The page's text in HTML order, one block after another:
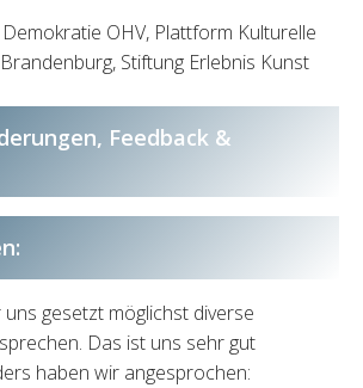
OHV, Plattform Kulturelle
Stiftung Erlebnis Kunst
Feedback &
gesetzt möglichst diverse
Das ist uns sehr gut
haben wir angesprochen: